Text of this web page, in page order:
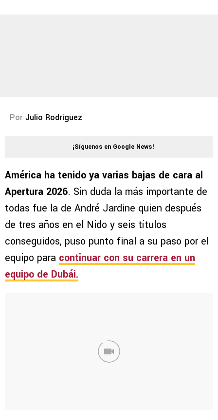
Por Julio Rodriguez
¡Síguenos en Google News!
América ha tenido ya varias bajas de cara al
Apertura 2026. Sin duda la más importante de
todas fue la de André Jardine quien después
de tres años en el Nido y seis títulos
conseguidos, puso punto final a su paso por el
equipo para continuar con su carrera en un
equipo de Dubái.